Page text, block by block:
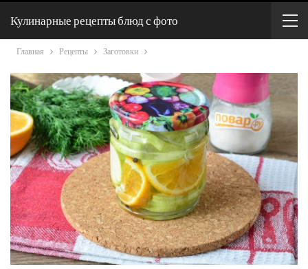
Кулинарные рецепты блюд с фото
Главная Рецепты Заготовки